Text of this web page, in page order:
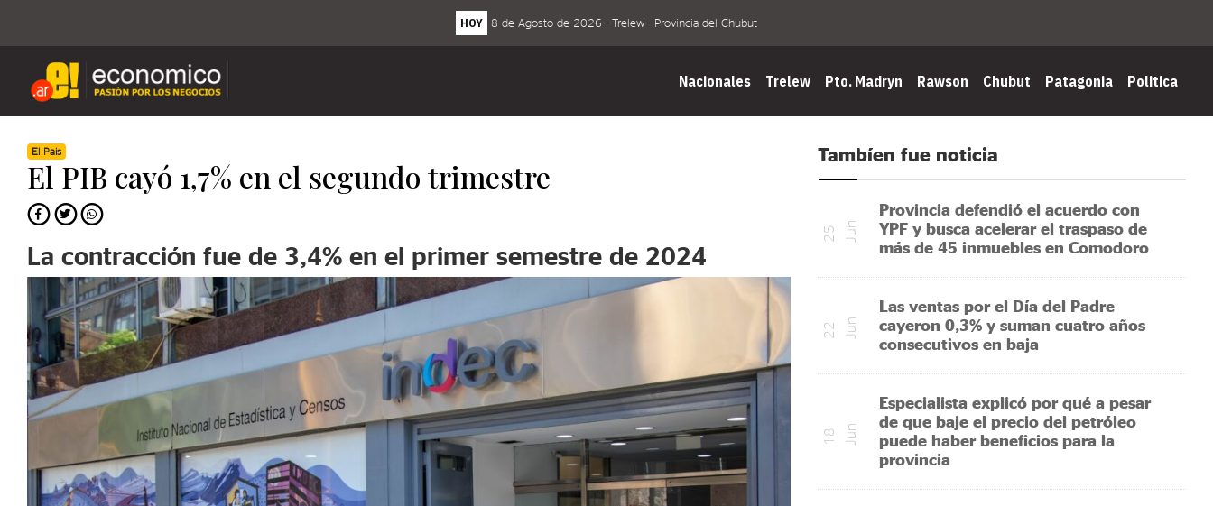
HOY 8 de Agosto de 2026 - Trelew - Provincia del Chubut
Nacionales Trelew Pto. Madryn Rawson Chubut Patagonia Politica
El Pais
El PIB cayó 1,7% en el segundo trimestre
La contracción fue de 3,4% en el primer semestre de 2024
Tambíen fue noticia
Provincia defendió el acuerdo con
YPF y busca acelerar el traspaso de
más de 45 inmuebles en Comodoro
2
5
J
u n
Las ventas por el Día del Padre
cayeron 0,3% y suman cuatro años
consecutivos en baja
2
2
J
u n
Especialista explicó por qué a pesar
de que baje el precio del petróleo
puede haber beneficios para la
provincia
1
8
J
u n